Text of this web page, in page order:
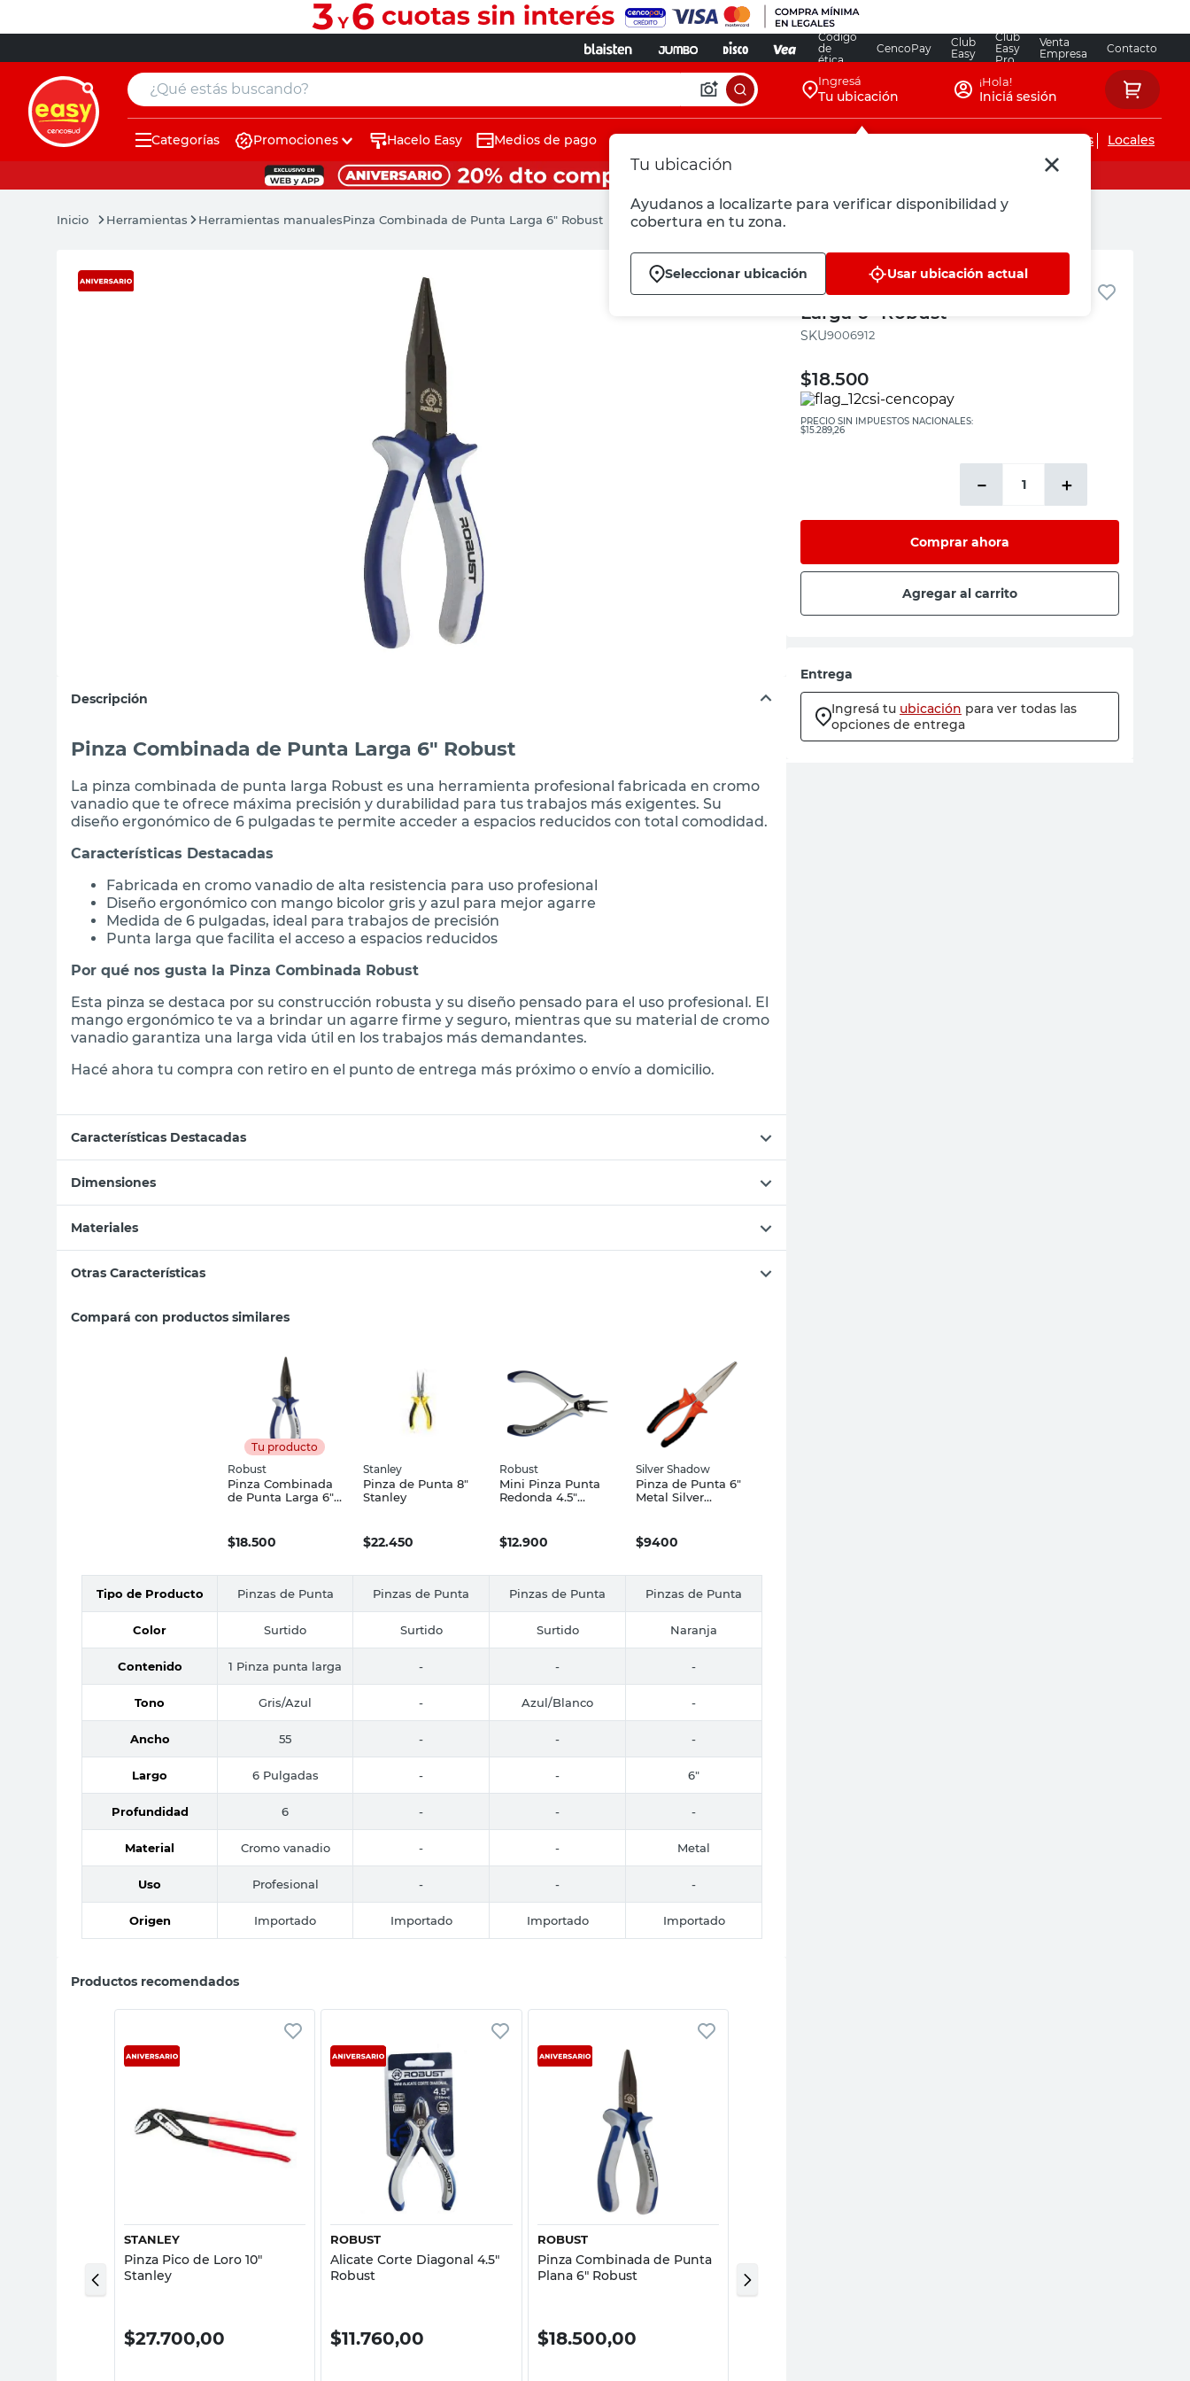
Código
de
ética
CencoPay
Club
Easy
Club
Easy
Pro
Venta
Empresa
Contacto
¿Qué estás buscando? Ingresá
Tu ubicación
Tu ubicación
Ayudanos a localizarte para verificar disponibilidad y
cobertura en tu zona.
Seleccionar ubicación Usar ubicación actual
¡Hola!
Iniciá sesión
Categorías Promociones Hacelo Easy Medios de pago Servicios de instalaciones Locales
Herramientas Herramientas manualesPinza Combinada de Punta Larga 6" Robust
Descripción
Pinza Combinada de Punta Larga 6" Robust
La pinza combinada de punta larga Robust es una herramienta profesional fabricada en cromo
vanadio que te ofrece máxima precisión y durabilidad para tus trabajos más exigentes. Su
diseño ergonómico de 6 pulgadas te permite acceder a espacios reducidos con total comodidad.
Características Destacadas
Fabricada en cromo vanadio de alta resistencia para uso profesional
Diseño ergonómico con mango bicolor gris y azul para mejor agarre
Medida de 6 pulgadas, ideal para trabajos de precisión
Punta larga que facilita el acceso a espacios reducidos
Por qué nos gusta la Pinza Combinada Robust
Esta pinza se destaca por su construcción robusta y su diseño pensado para el uso profesional. El
mango ergonómico te va a brindar un agarre firme y seguro, mientras que su material de cromo
vanadio garantiza una larga vida útil en los trabajos más demandantes.
Hacé ahora tu compra con retiro en el punto de entrega más próximo o envío a domicilio.
Características Destacadas
Dimensiones
Materiales
Otras Características
Compará con productos similares
Tu producto
Robust
Pinza Combinada
de Punta Larga 6"
$18.500
Stanley
Pinza de Punta 8"
Stanley
$22.450
Robust
Mini Pinza Punta
Redonda 4.5"
$12.900
Silver Shadow
Pinza de Punta 6"
Metal Silver
$9400
Tipo de Producto Pinzas de Punta Pinzas de Punta Pinzas de Punta Pinzas de Punta
Color Surtido Surtido Surtido Naranja
Contenido 1 Pinza punta larga - - -
Tono Gris/Azul - Azul/Blanco -
Ancho 55 - - -
Largo 6 Pulgadas - - 6"
Profundidad 6 - - -
Material Cromo vanadio - - Metal
Uso Profesional - - -
Origen Importado Importado Importado Importado
Productos recomendados
STANLEY
Pinza Pico de Loro 10"
Stanley
$27.700,00
Vista rápida
ROBUST
Alicate Corte Diagonal 4.5"
Robust
$11.760,00
Vista rápida
ROBUST
Pinza Combinada de Punta
Plana 6" Robust
$18.500,00
Rojo/Amarillo Robust
Robust
Pinza Combinada de Punta
Larga 6" Robust
:9006912
$18.500
PRECIO SIN IMPUESTOS NACIONALES:
$15.289,26
＋
－
Comprar ahora
Agregar al carrito
Entrega
Ingresá tu ubicación para ver todas las
opciones de entrega
muebles